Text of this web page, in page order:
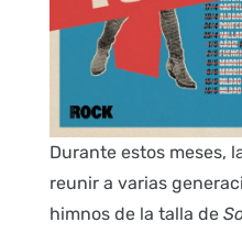
Durante estos meses,
reunir a varias
himnos de la talla de